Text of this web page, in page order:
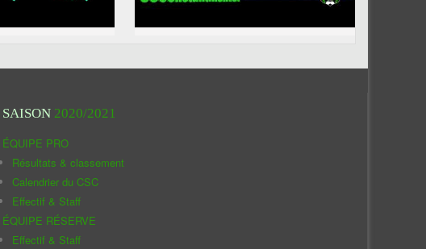
SAISON 2020/2021
ÉQUIPE PRO
Résultats & classement
Calendrier du CSC
Effectif & Staff
ÉQUIPE RÉSERVE
Effectif & Staff